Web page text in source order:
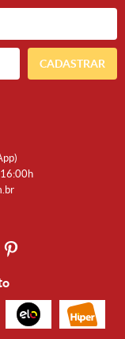
CADASTRAR
16:00h